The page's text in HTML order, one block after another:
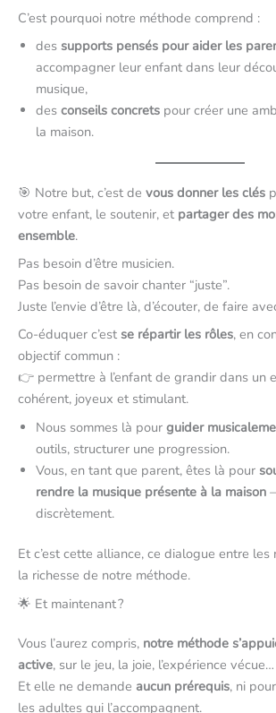
C’est pourquoi notre méthode comprend :
des supports pensés pour aider les
accompagner leur enfant dans leur
musique,
des conseils concrets pour créer une
la maison.
🎯 Notre but, c’est de vous donner les clés
votre enfant, le soutenir, et partager des
ensemble.
Pas besoin d’être musicien.
Pas besoin de savoir chanter “juste”.
Juste l’envie d’être là, d’écouter, de faire
Co-éduquer c’est se répartir les rôles, en
objectif commun :
👉 permettre à l’enfant de grandir dans un
cohérent, joyeux et stimulant.
Nous sommes là pour guider
outils, structurer une progression.
Vous, en tant que parent, êtes là pour
rendre la musique présente à la maison
discrètement.
Et c’est cette alliance, ce dialogue entre
la richesse de notre méthode.
🌟 Et maintenant ?
Vous l’aurez compris, notre méthode
active, sur le jeu, la joie, l’expérience vécue…
Et elle ne demande aucun prérequis, ni
les adultes qui l’accompagnent.